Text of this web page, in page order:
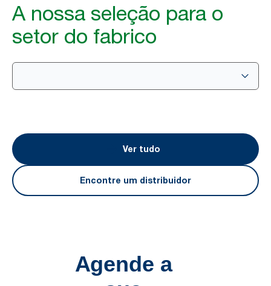
A nossa seleção para o
setor do fabrico
Ver tudo
Encontre um distribuidor